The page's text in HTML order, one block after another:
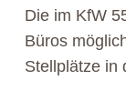
Die im KfW
Büros
Stellplätze in